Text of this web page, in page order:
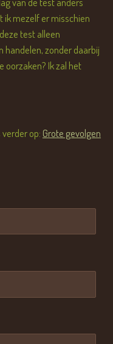
ik mezelf er misschien
test alleen
handelen, zonder daarbij
oorzaken? Ik zal het
verder op: Grote gevolgen